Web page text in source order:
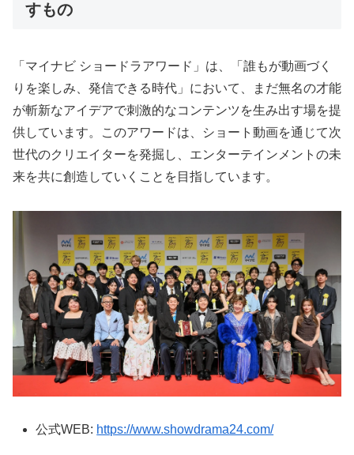
すもの
「マイナビ ショードラアワード」は、「誰もが動画づく
りを楽しみ、発信できる時代」において、まだ無名の才能
が斬新なアイデアで刺激的なコンテンツを生み出す場を提
供しています。このアワードは、ショート動画を通じて次
世代のクリエイターを発掘し、エンターテインメントの未
来を共に創造していくことを目指しています。
公式WEB: https://www.showdrama24.com/